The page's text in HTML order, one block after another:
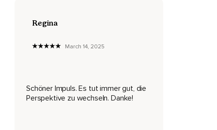
Weil sie meinte,
Das heißt,
Regina
March 14, 2025
Schöner Impuls. Es tut immer gut, die
Perspektive zu wechseln. Danke!